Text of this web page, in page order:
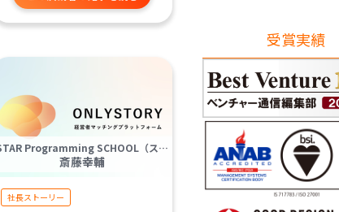
STAR Programming SCHOOL（スタープログラミングスクール）
斎藤幸輔
社長ストーリー
受賞実績